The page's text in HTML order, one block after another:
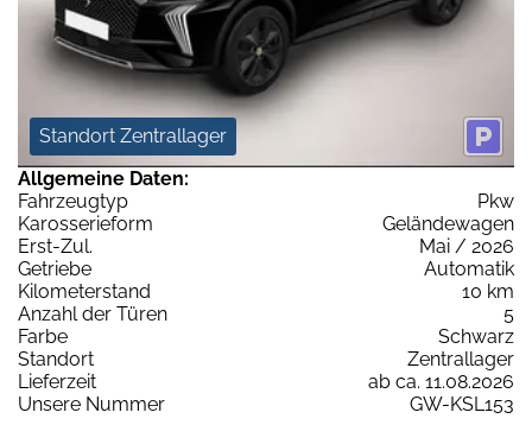
Standort Zentrallager
Allgemeine Daten:
Fahrzeugtyp
Pkw
Karosserieform
Geländewagen
Erst-Zul.
Mai / 2026
Getriebe
Automatik
Kilometerstand
10 km
Anzahl der Türen
5
Farbe
Schwarz
Standort
Zentrallager
Lieferzeit
ab ca. 11.08.2026
Unsere Nummer
GW-KSL153